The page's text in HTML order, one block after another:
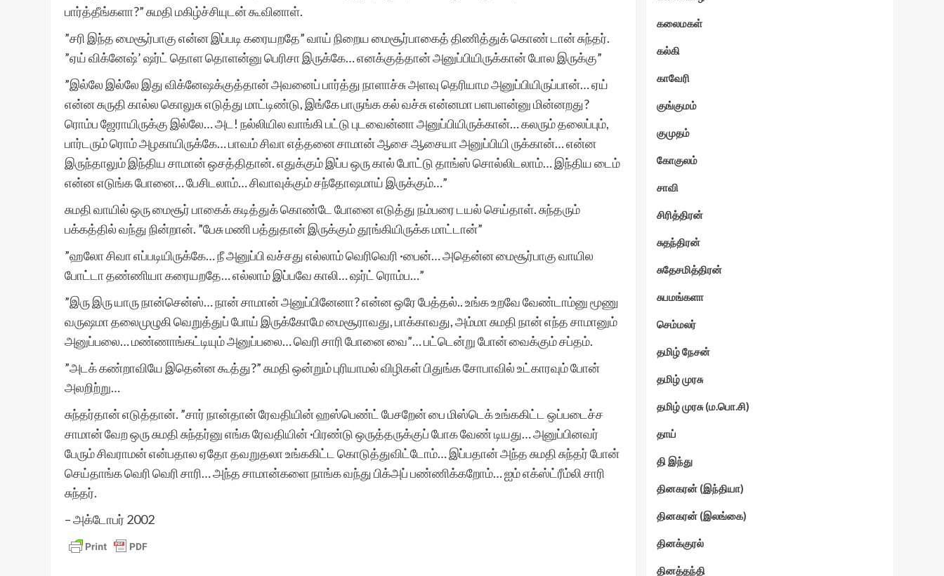
பார்த்தீங்களா?” சுமதி மகிழ்ச்சியுடன் கூவினாள்.
”சரி இந்த மைசூர்பாகு என்ன இப்படி கரையறதே” வாய் நிறைய மைசூர்பாகைத் திணித்துக் கொண் டான் சுந்தர்.
”ஏய் விக்னேஷ்’ ஷர்ட் தொள தொளன்னு பெரிசா இருக்கே… எனக்குத்தான் அனுப்பியிருக்கான் போல இருக்கு”
”இல்லே இல்லே இது விக்னேஷக்குத்தான் அவனைப் பார்த்து நாளாச்சு அளவு தெரியாம அனுப்பியிருப்பான்… ஏய்
என்ன சுருதி கால்ல கொலுசு எடுத்து மாட்டிண்டு, இங்கே பாருங்க கல் வச்சு என்னமா பளபளன்னு மின்னறது?
ரொம்ப ஜேராயிருக்கு இல்லே… அட! நல்லியில வாங்கி பட்டு புடவைன்னா அனுப்பியிருக்கான்… கலரும் தலைப்பும்,
பார்டரும் ரொம் அழகாயிருக்கே… பாவம் சிவா எத்தனை சாமான் ஆசை ஆசையா அனுப்பியி ருக்கான்… என்ன
இருந்தாலும் இந்திய சாமான் ஒசத்திதான். எதுக்கும் இப்ப ஒரு கால் போட்டு தாங்ஸ் சொல்லிடலாம்… இந்திய டைம்
என்ன எடுங்க போனை… பேசிடலாம்… சிவாவுக்கும் சந்தோஷமாய் இருக்கும்…”
சுமதி வாயில் ஒரு மைசூர் பாகைக் கடித்துக் கொண்டே போனை எடுத்து நம்பரை டயல் செய்தாள். சுந்தரும்
பக்கத்தில் வந்து நின்றான். ”பேசு மணி பத்துதான் இருக்கும் தூங்கியிருக்க மாட்டான்”
”ஹலோ சிவா எப்படியிருக்கே… நீ அனுப்பி வச்சது எல்லாம் வெரிவெரி ·பைன்… அதென்ன மைசூர்பாகு வாயில
போட்டா தண்ணியா கரையறதே… எல்லாம் இப்பவே காலி… ஷர்ட் ரொம்ப…”
”இரு இரு யாரு நான்சென்ஸ்… நான் சாமான் அனுப்பினேனா? என்ன ஒரே பேத்தல்.. உங்க உறவே வேண்டாம்னு மூணு
வருஷமா தலைமுழுகி வெறுத்துப் போய் இருக்கோமே மைசூராவது, பாக்காவது, அம்மா சுமதி நான் எந்த சாமானும்
அனுப்பலை… மண்ணாங்கட்டியும் அனுப்பலை… வெரி சாரி போனை வை”… பட்டென்று போன் வைக்கும் சப்தம்.
”அடக் கண்றாவியே இதென்ன கூத்து?” சுமதி ஒன்றும் புரியாமல் விழிகள் பிதுங்க சோபாவில் உட்காரவும் போன்
அலறிற்று…
சுந்தர்தான் எடுத்தான். ”சார் நான்தான் ரேவதியின் ஹஸ்பெண்ட் பேசறேன் பை மிஸ்டெக் உங்ககிட்ட ஒப்படைச்ச
சாமான் வேற ஒரு சுமதி சுந்தர்னு எங்க ரேவதியின் ·பிரண்டு ஒருத்தருக்குப் போக வேண் டியது… அனுப்பினவர்
பேரும் சிவராமன் என்பதால ஏதோ தவறுதலா உங்ககிட்ட கொடுத்துவிட்டோம்… இப்பதான் அந்த சுமதி சுந்தர் போன்
செய்தாங்க வெரி வெரி சாரி… அந்த சாமான்களை நாங்க வந்து பிக்அப் பண்ணிக்கறோம்… ஐம் எக்ஸ்ட்ரீம்லி சாரி
சுந்தர்.
– அக்டோபர் 2002
கலைமகள்
கல்கி
காவேரி
குங்குமம்
குமுதம்
கோகுலம்
சாவி
சிரித்திரன்
சுதந்திரன்
சுதேசமித்திரன்
சுபமங்களா
செம்மலர்
தமிழ் நேசன்
தமிழ் முரசு
தமிழ் முரசு (ம.பொ.சி)
தாய்
தி இந்து
தினகரன் (இந்தியா)
தினகரன் (இலங்கை)
தினக்குரல்
தினத்தந்தி